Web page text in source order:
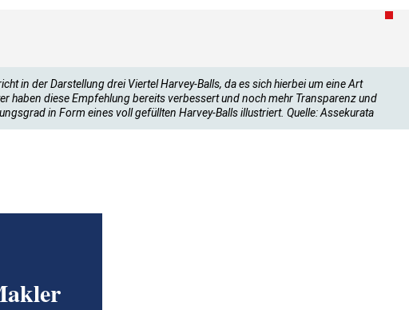
in der Darstellung drei Viertel Harvey-Balls, da es sich hierbei um eine Art
haben diese Empfehlung bereits verbessert und noch mehr Transparenz und
in Form eines voll gefüllten Harvey-Balls illustriert. Quelle: Assekurata